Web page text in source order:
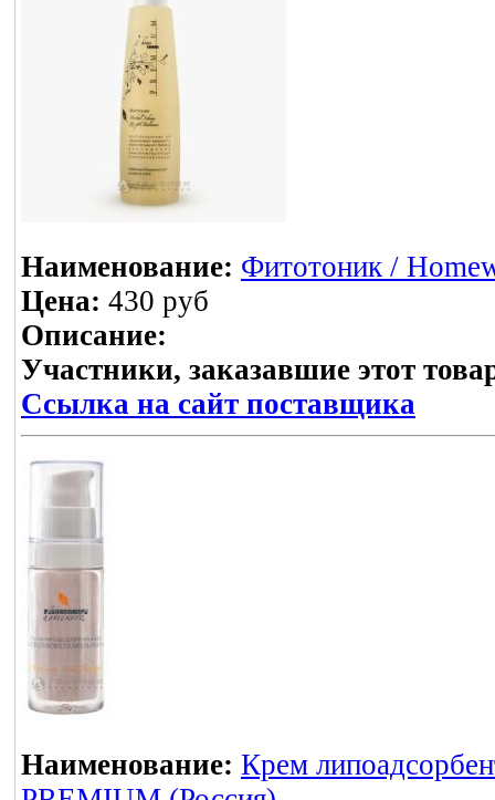
Наименование: Фитотоник /
Цена: 430 руб
Описание:
Участники, заказавшие этот
Ссылка на сайт поставщика
Наименование: Крем